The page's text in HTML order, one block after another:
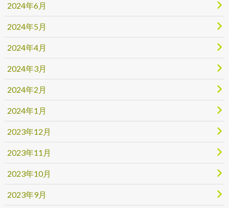
2024年6月
2024年5月
2024年4月
2024年3月
2024年2月
2024年1月
2023年12月
2023年11月
2023年10月
2023年9月